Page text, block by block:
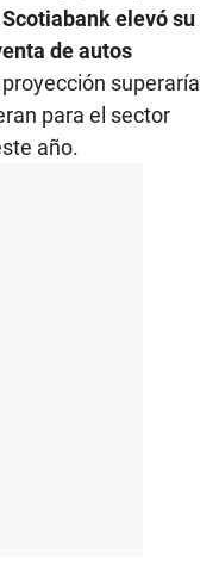
Scotiabank elevó su
de autos
proyección superaría
para el sector
año.